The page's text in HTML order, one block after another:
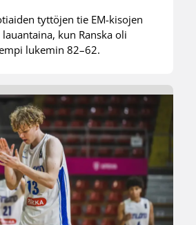
tyttöjen tie EM-kisojen
kun Ranska oli
lukemin 82–62.